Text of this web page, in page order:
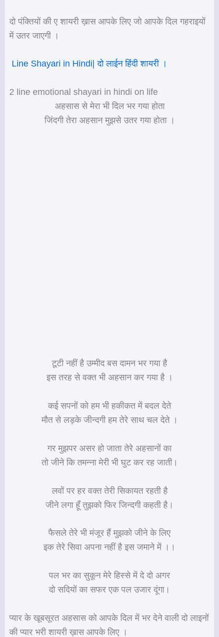
दो पंक्तियों की ए शायरी ख़ास आपके लिए जो आपके दिल गहराइयों
में उतर जाएगी ।
Line Shayari in Hindi| दो लाईन हिंदी शायरी ।
2 line emotional shayari in hindi on life
अहसास से मेरा भी दिल भर गया होता
जिंदगी तेरा अहसान मुझसे उतर गया होता ।
टूटी नहीं है उम्मीद बस दामन भर गया है
इस तरह से वक्त भी अहसान कर गया है ।
कई सपनों को हम भी हकीकत में बदल देते
मौत से लड़के जीन्दगी हम तेरे साथ चल देते ।
गर मुझपर असर हो जाता तेरे अहसानों का
तो जीने कि तमन्ना मेरी भी घुट कर रह जाती।
लवों पर हर वक्त तेरी सिकायत रहती है
जीने लगा हूँ तुझको फिर जिन्दगी कहती है।
फैसले तेरे भी मंजूर हैं मुझको जीने के लिए
इक तेरे सिवा अपना नहीं है इस जमाने में ।।
पल भर का सुकून मेरे हिस्से में दे दो अगर
दो सदियों का सफर एक पल उजार दूंगा।
प्यार के खूबसूरत अहसास को आपके दिल में भर देने वाली दो लाइनों
की प्यार भरी शायरी ख़ास आपके लिए ।